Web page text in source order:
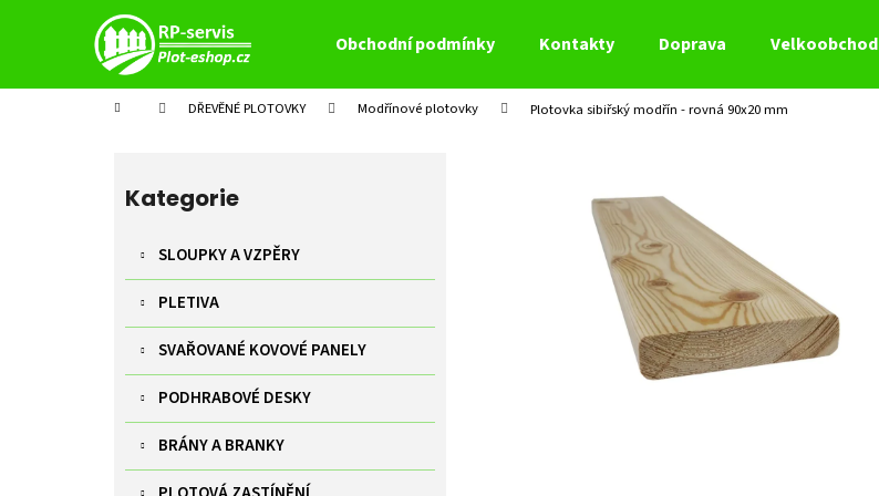
Obchodní podmínky Kontakty Doprava Velkoobchod
Domů DŘEVĚNÉ PLOTOVKY Modřínové plotovky Plotovka sibiřský modřín - rovná 90x20 mm
kategorie
Kategorie
SLOUPKY A VZPĚRY
PLETIVA
SVAŘOVANÉ KOVOVÉ PANELY
PODHRABOVÉ DESKY
BRÁNY A BRANKY
í
Zpět
do
Zpět
do
Co potřebujete najít?
Doporučujeme